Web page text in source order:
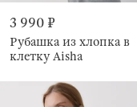
3 990 ₽
Рубашка из хлопка в
клетку Aisha